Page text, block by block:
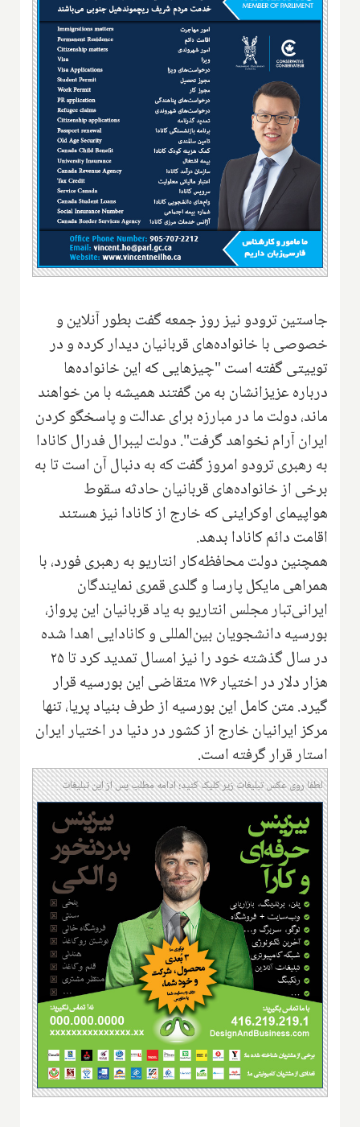
جاستین ترودو نیز روز جمعه گفت بطور آنلاین و
خصوصی با خانواده‌های قربانیان دیدار کرده و در
توییتی گفته است "چیزهایی که این خانواده‌ها
درباره عزیزانشان به من گفتند همیشه با من خواهند
ماند، دولت ما در مبارزه برای عدالت و پاسخگو کردن
ایران آرام نخواهد گرفت". دولت لیبرال فدرال کانادا
به رهبری ترودو امروز گفت که به دنبال آن است تا به
برخی از خانواده‌های قربانیان حادثه سقوط
هواپیمای اوکراینی که خارج از کانادا نیز هستند
اقامت دائم کانادا بدهد.
همچنین دولت محافظه‌کار انتاریو به رهبری فورد، با
همراهی مایکل پارسا و گلدی قمری نمایندگان
ایرانی‌تبار مجلس انتاریو به یاد قربانیان این پرواز،
بورسیه دانشجویان بین‌المللی و کانادایی اهدا شده
در سال گذشته خود را نیز امسال تمدید کرد تا ۲۵
هزار دلار در اختیار ۱۷۶ متقاضی این بورسیه قرار
گیرد. متن کامل این بورسیه از طرف بنیاد پریا، تنها
مرکز ایرانیان خارج از کشور در دنیا در اختیار ایران
استار قرار گرفته است.
لطفا روی عکس تبلیغات زیر کلیک کنید؛ ادامه مطلب پس از این تبلیغات